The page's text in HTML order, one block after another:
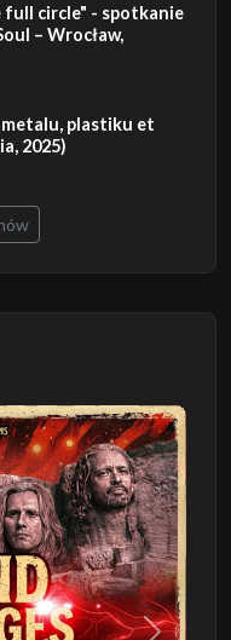
circle" - spotkanie
– Wrocław,
metalu, plastiku et
2025)